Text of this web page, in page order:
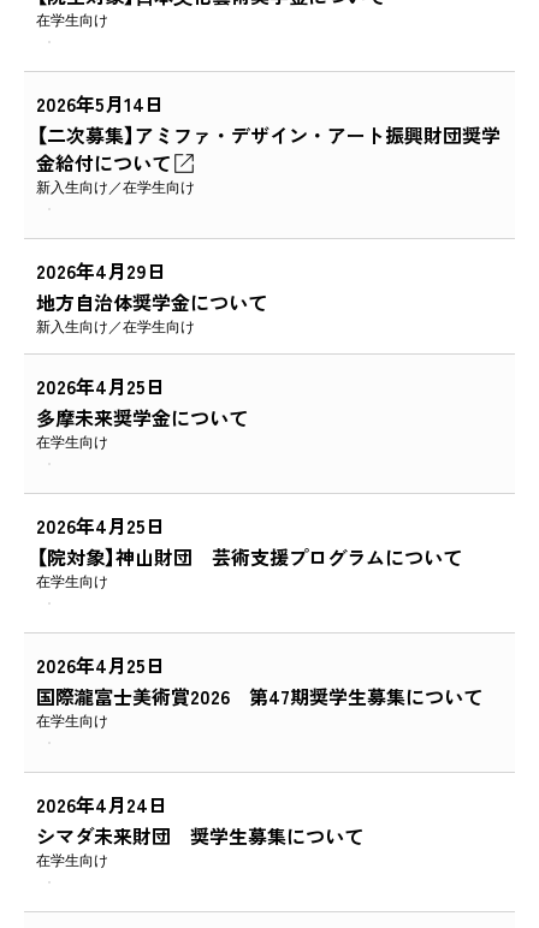
在学生向け
2026年5月14日
【二次募集】アミファ・デザイン・アート振興財団奨学
金給付について
新入生向け 在学生向け
2026年4月29日
地方自治体奨学金について
新入生向け 在学生向け
2026年4月25日
多摩未来奨学金について
在学生向け
2026年4月25日
【院対象】神山財団 芸術支援プログラムについて
在学生向け
2026年4月25日
国際瀧富士美術賞2026 第47期奨学生募集について
在学生向け
2026年4月24日
シマダ未来財団 奨学生募集について
在学生向け